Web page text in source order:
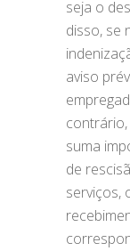
seja o
disso, se
aviso
suma
de
serviços,